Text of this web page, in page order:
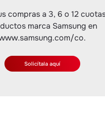
compras a 3, 6 o 12
marca Samsung en
co.
Solicítala aquí